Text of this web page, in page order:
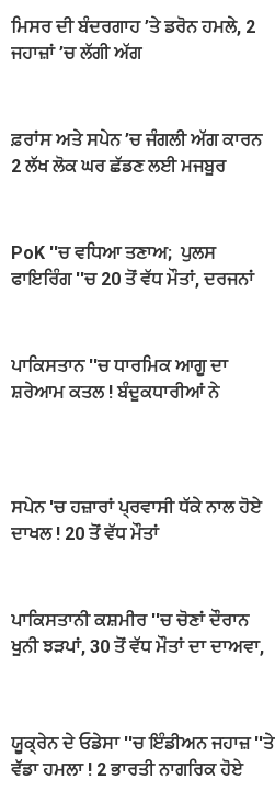
ਮਿਸਰ ਦੀ ਬੰਦਰਗਾਹ ’ਤੇ ਡਰੋਨ ਹਮਲੇ, 2
ਜਹਾਜ਼ਾਂ ’ਚ ਲੱਗੀ ਅੱਗ
ਫ਼ਰਾਂਸ ਅਤੇ ਸਪੇਨ ’ਚ ਜੰਗਲੀ ਅੱਗ ਕਾਰਨ
2 ਲੱਖ ਲੋਕ ਘਰ ਛੱਡਣ ਲਈ ਮਜਬੂਰ
PoK ''ਚ ਵਧਿਆ ਤਣਾਅ; ਪੁਲਸ
ਫਾਇਰਿੰਗ ''ਚ 20 ਤੋਂ ਵੱਧ ਮੌਤਾਂ, ਦਰਜਨਾਂ
ਪਾਕਿਸਤਾਨ ''ਚ ਧਾਰਮਿਕ ਆਗੂ ਦਾ
ਸ਼ਰੇਆਮ ਕਤਲ ! ਬੰਦੂਕਧਾਰੀਆਂ ਨੇ
ਸਪੇਨ 'ਚ ਹਜ਼ਾਰਾਂ ਪ੍ਰਵਾਸੀ ਧੱਕੇ ਨਾਲ ਹੋਏ
ਦਾਖਲ ! 20 ਤੋਂ ਵੱਧ ਮੌਤਾਂ
ਪਾਕਿਸਤਾਨੀ ਕਸ਼ਮੀਰ ''ਚ ਚੋਣਾਂ ਦੌਰਾਨ
ਖੂਨੀ ਝੜਪਾਂ, 30 ਤੋਂ ਵੱਧ ਮੌਤਾਂ ਦਾ ਦਾਅਵਾ,
ਯੂਕ੍ਰੇਨ ਦੇ ਓਡੇਸਾ ''ਚ ਇੰਡੀਅਨ ਜਹਾਜ਼ ''ਤੇ
ਵੱਡਾ ਹਮਲਾ ! 2 ਭਾਰਤੀ ਨਾਗਰਿਕ ਹੋਏ